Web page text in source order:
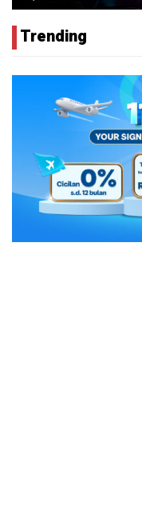
Trending